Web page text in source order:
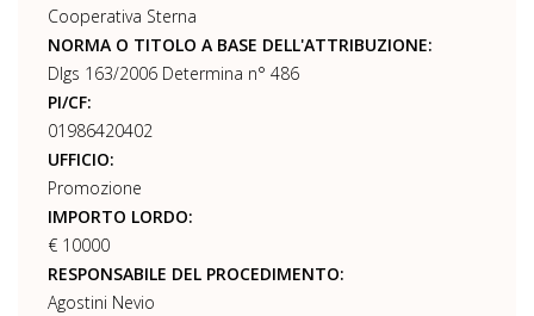
Cooperativa Sterna
NORMA O TITOLO A BASE DELL'ATTRIBUZIONE:
Dlgs 163/2006 Determina n° 486
PI/CF:
01986420402
UFFICIO:
Promozione
IMPORTO LORDO:
€ 10000
RESPONSABILE DEL PROCEDIMENTO:
Agostini Nevio